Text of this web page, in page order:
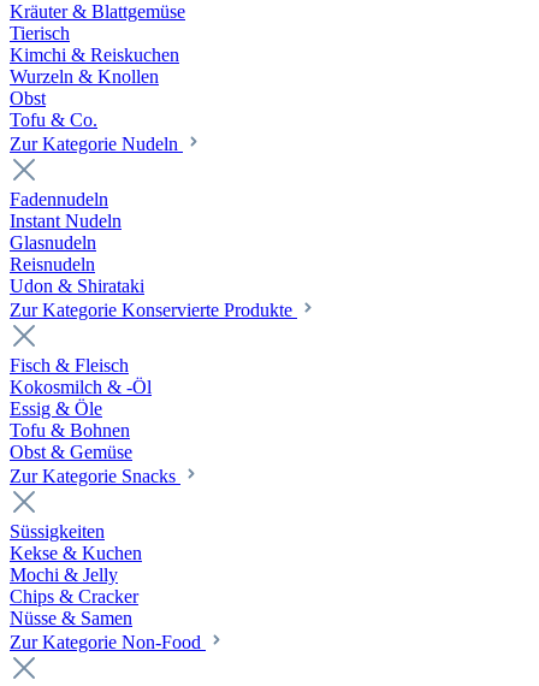
Kräuter & Blattgemüse
Tierisch
Kimchi & Reiskuchen
Wurzeln & Knollen
Obst
Tofu & Co.
Zur Kategorie Nudeln
Fadennudeln
Instant Nudeln
Glasnudeln
Reisnudeln
Udon & Shirataki
Zur Kategorie Konservierte Produkte
Fisch & Fleisch
Kokosmilch & -Öl
Essig & Öle
Tofu & Bohnen
Obst & Gemüse
Zur Kategorie Snacks
Süssigkeiten
Kekse & Kuchen
Mochi & Jelly
Chips & Cracker
Nüsse & Samen
Zur Kategorie Non-Food